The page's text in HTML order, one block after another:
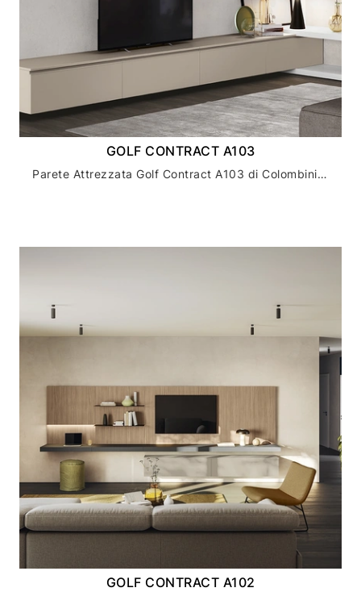
GOLF CONTRACT A103
Parete Attrezzata Golf Contract A103 di Colombini Casa
GOLF CONTRACT A102